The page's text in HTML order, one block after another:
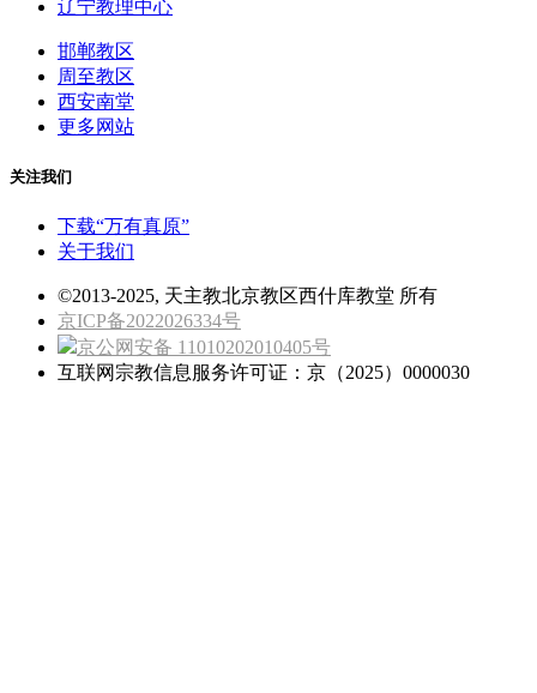
辽宁教理中心
邯郸教区
周至教区
西安南堂
更多网站
关注我们
下载“万有真原”
关于我们
©2013-2025, 天主教北京教区西什库教堂 所有
京ICP备2022026334号
京公网安备 11010202010405号
互联网宗教信息服务许可证：京（2025）0000030